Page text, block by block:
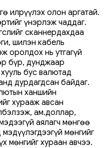
илрүүлэх олон аргатай.
үнэрлэж чаддаг.
сканнердахдаа
шилэн кабель
оролдох нь утгагүй
бүр, дунджаар
бус валютад
дурдагдсан байдаг.
ханшийн
хурааж авсан
ам.доллар,
аялагч мөнгөө
мөнгийг
мөнгийг хураан авчээ.